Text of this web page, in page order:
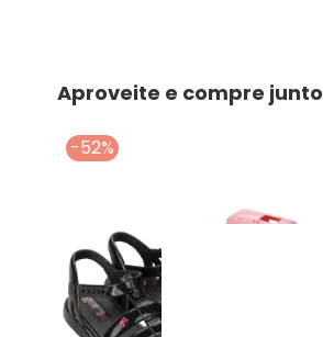
Aproveite e compre junto
-52%